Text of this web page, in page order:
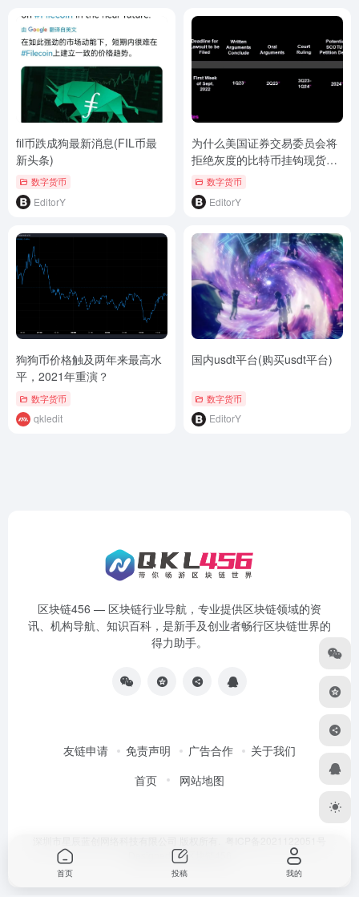
fil币跌成狗最新消息(FIL币最
新头条)
数字货币
EditorY
为什么美国证券交易委员会将
拒绝灰度的比特币挂钩现货
ETF数字货币
EditorY
狗狗币价格触及两年来最高水
平，2021年重演？
数字货币
qkledit
国内usdt平台(购买usdt平台)
数字货币
EditorY
区块链456 — 区块链行业导航，专业提供区块链领域的资
讯、机构导航、知识百科，是新手及创业者畅行区块链世界的
得力助手。
友链申请 免责声明 广告合作
关于我们
首页
网站地图
Designed by区块链456
首页 投稿 我的